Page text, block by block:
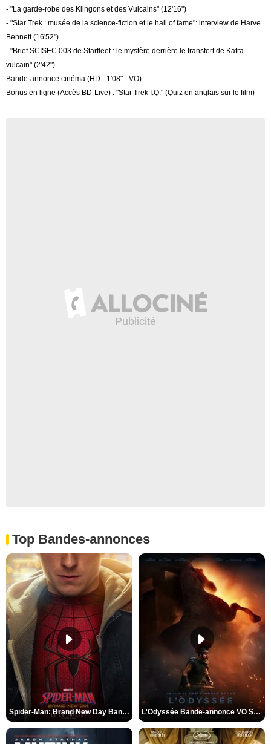
- "La garde-robe des Klingons et des Vulcains" (12'16")
- "Star Trek : musée de la science-fiction et le hall of fame": interview de Harve
Bennett (16'52")
- "Brief SCISEC 003 de Starfleet : le mystère derrière le transfert de Katra
vulcain" (2'42")
Bande-annonce cinéma (HD - 1'08" - VO)
Bonus en ligne (Accès BD-Live) : "Star Trek I.Q." (Quiz en anglais sur le film)
Top Bandes-annonces
Spider-Man: Brand New Day Bande-annonce VO STFR L'Odyssée Bande-annonce VO STFR